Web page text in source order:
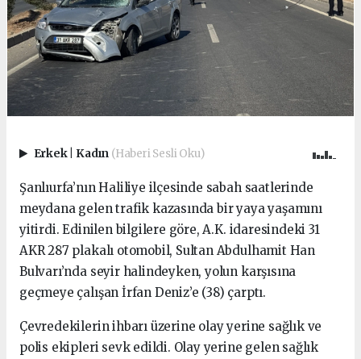
Erkek Kadın (Haberi Sesli Oku)
Şanlıurfa’nın Haliliye ilçesinde sabah saatlerinde
meydana gelen trafik kazasında bir yaya yaşamını
yitirdi. Edinilen bilgilere göre, A.K. idaresindeki 31
AKR 287 plakalı otomobil, Sultan Abdulhamit Han
Bulvarı’nda seyir halindeyken, yolun karşısına
geçmeye çalışan İrfan Deniz’e (38) çarptı.
Çevredekilerin ihbarı üzerine olay yerine sağlık ve
polis ekipleri sevk edildi. Olay yerine gelen sağlık